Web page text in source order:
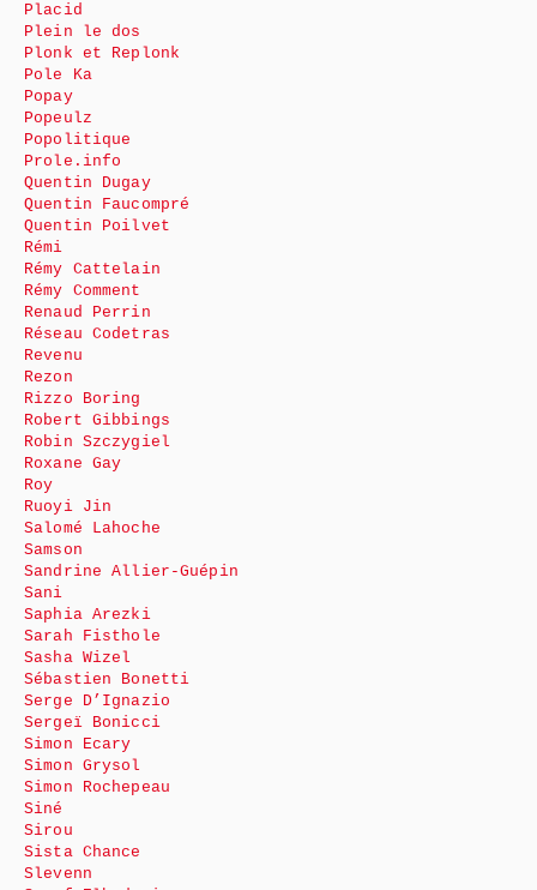
Placid
Plein le dos
Plonk et Replonk
Pole Ka
Popay
Popeulz
Popolitique
Prole.info
Quentin Dugay
Quentin Faucompré
Quentin Poilvet
Rémi
Rémy Cattelain
Rémy Comment
Renaud Perrin
Réseau Codetras
Revenu
Rezon
Rizzo Boring
Robert Gibbings
Robin Szczygiel
Roxane Gay
Roy
Ruoyi Jin
Salomé Lahoche
Samson
Sandrine Allier-Guépin
Sani
Saphia Arezki
Sarah Fisthole
Sasha Wizel
Sébastien Bonetti
Serge D’Ignazio
Sergeï Bonicci
Simon Ecary
Simon Grysol
Simon Rochepeau
Siné
Sirou
Sista Chance
Slevenn